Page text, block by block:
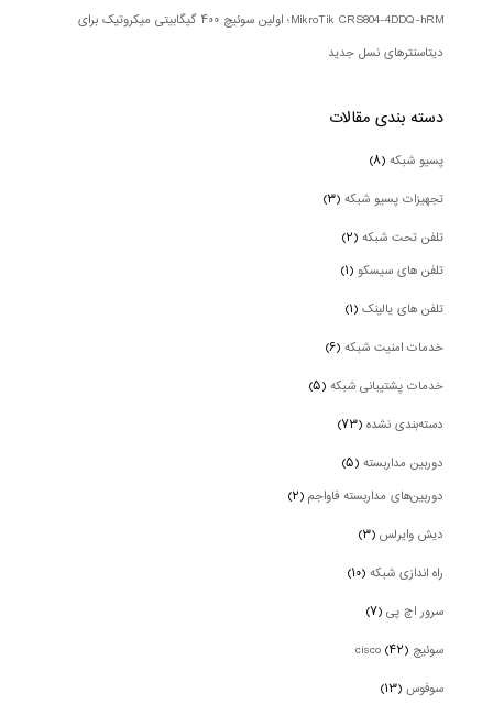
MikroTik CRS804-4DDQ-hRM؛ اولین سوئیچ ۴۰۰ گیگابیتی میکروتیک برای
دیتاسنترهای نسل جدید
دسته بندی‌ مقالات
پسیو شبکه(۸)
تجهیزات پسیو شبکه(۳)
تلفن تحت شبکه(۲)
تلفن های سیسکو(۱)
تلفن های یالینک(۱)
خدمات امنیت شبکه(۶)
خدمات پشتیبانی شبکه(۵)
دسته‌بندی نشده(۷۳)
دوربین‌ مداربسته(۵)
دوربین‌های مداربسته فاواجم(۲)
دیش وایرلس(۳)
راه اندازی شبکه(۱۰)
سرور اچ پی(۷)
سوئیچ cisco (۴۲)
سوفوس(۱۳)